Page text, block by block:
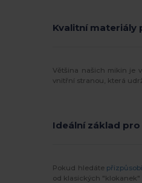
Kvalitní materiály
Většina našich mikin je
vnitřní stranou, která
Ideální základ
Pokud hledáte
od klasických "klokanek"